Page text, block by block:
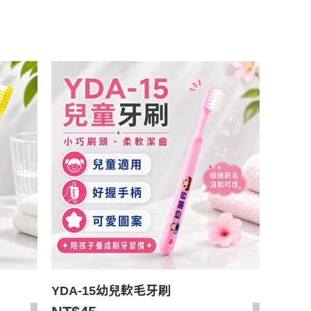
YDA-15幼兒軟毛牙刷